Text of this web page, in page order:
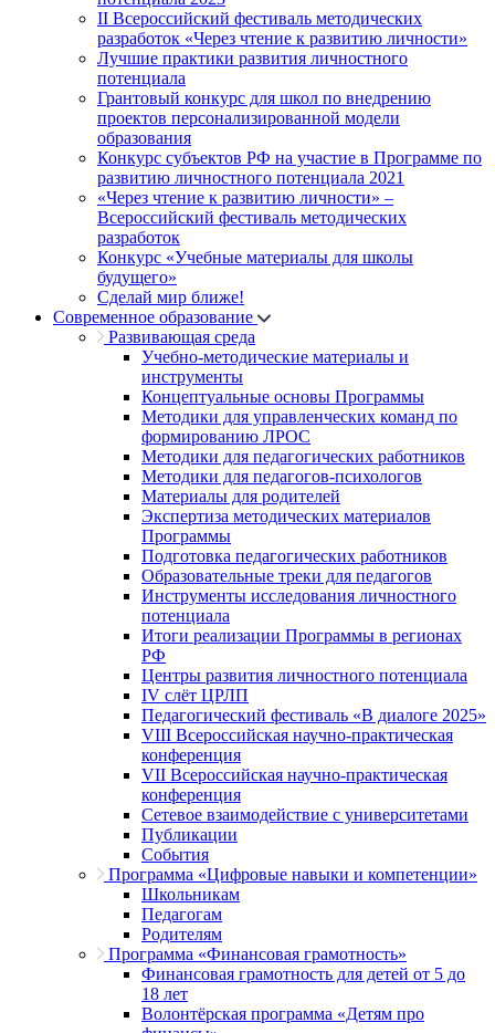
II Всероссийский фестиваль методических
разработок «Через чтение к развитию личности»
Лучшие практики развития личностного
потенциала
Грантовый конкурс для школ по внедрению
проектов персонализированной модели
образования
Конкурс субъектов РФ на участие в Программе по
развитию личностного потенциала 2021
«Через чтение к развитию личности» –
Всероссийский фестиваль методических
разработок
Конкурс «Учебные материалы для школы
будущего»
Сделай мир ближе!
Современное образование
Развивающая среда
Учебно-методические материалы и
инструменты
Концептуальные основы Программы
Методики для управленческих команд по
формированию ЛРОС
Методики для педагогических работников
Методики для педагогов-психологов
Материалы для родителей
Экспертиза методических материалов
Программы
Подготовка педагогических работников
Образовательные треки для педагогов
Инструменты исследования личностного
потенциала
Итоги реализации Программы в регионах
РФ
Центры развития личностного потенциала
IV слёт ЦРЛП
Педагогический фестиваль «В диалоге 2025»
VIII Всероссийская научно-практическая
конференция
VII Всероссийская научно-практическая
конференция
Сетевое взаимодействие с университетами
Публикации
События
Программа «Цифровые навыки и компетенции»
Школьникам
Педагогам
Родителям
Программа «Финансовая грамотность»
Финансовая грамотность для детей от 5 до
18 лет
Волонтёрская программа «Детям про